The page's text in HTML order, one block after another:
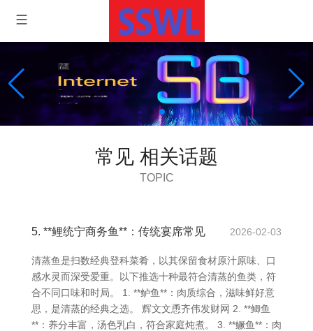
常见 相关话题
TOPIC
5. **鲤统宁商务鱼**：传统宴席常见 2026-02-03
清蒸鱼是扫数经典登科菜肴，以其保留食材原汁原味、口
感水灵而深受爱重。以下推选十种最符合清蒸的鱼类，符
合不同口味和时局。 1. **鲈鱼**：肉质综合，滋味鲜好意
思，是清蒸的经典之选。 辉文文恿齐伟发财网 2. **鲫鱼
**：养分丰富，汤色乳白，符合家庭炖煮。 3. **鳜鱼**：肉